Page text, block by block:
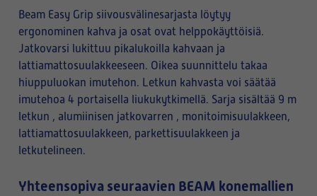
Beam Easy Grip siivousvälinesarjasta löytyy
ergonominen kahva ja osat ovat helppokäyttöisiä.
Jatkovarsi lukittuu pikalukoilla kahvaan ja
lattiamattosuulakkeeseen. Oikea suunnittelu takaa
hiuppuluokan imutehon. Letkun kahvasta voi säätää
imutehoa 4 portaisella liukukytkimellä. Sarja sisältää 9 m
letkun , alumiinisen jatkovarren , monitoimisuulakkeen,
lattiamattosuulakkeen, parkettisuulakkeen ja
letkutelineen.
Yhteensopiva seuraavien BEAM konemallien